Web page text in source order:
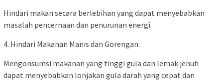
Hindari makan secara berlebihan yang dapat menyebabkan
masalah pencernaan dan penurunan energi.
4. Hindari Makanan Manis dan Gorengan:
Mengonsumsi makanan yang tinggi gula dan lemak jenuh
dapat menyebabkan lonjakan gula darah yang cepat dan